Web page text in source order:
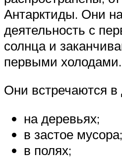
Антарктиды. Они
деятельность с
солнца и
первыми холодами.
Они встречаются в
на деревьях;
в застое мусора;
в полях;